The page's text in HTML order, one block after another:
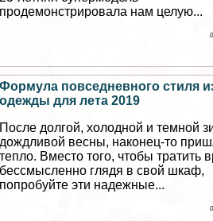
продемонстрировала нам целую...
Формула повседневного стиля
одежды для лета 2019
После долгой, холодной и темной
дождливой весны, наконец-то
тепло. Вместо того, чтобы тратить
бессмысленно глядя в свой шкаф,
попробуйте эти надежные...